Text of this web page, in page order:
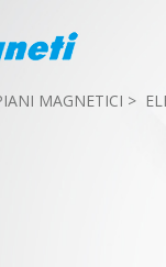
MAGNETICI >